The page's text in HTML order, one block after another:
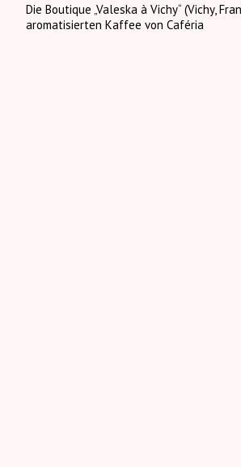
Die Boutique „Valeska à Vichy“ (Vichy,
aromatisierten Kaffee von Caféria